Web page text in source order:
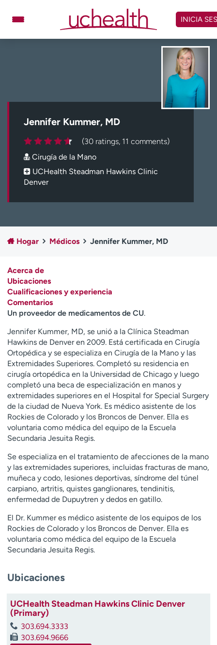
contenido
Carreras
Inicie sesión en My Health Connection
Acerca de UCHealth
Clases y eventos
Empleados
Profesionales
Contáctenos
A
y
d
a
m
e
a
e
n
c
o
n
t
r
r
INICIA
Jennifer Kummer, MD
(30 ratings, 11 comments)
Cirugía de la Mano
UCHealth Steadman Hawkins Clinic
Denver
Hogar Médicos Jennifer Kummer, MD
Acerca de
Ubicaciones
Cualificaciones y experiencia
Comentarios
Un proveedor de medicamentos de CU.
Jennifer Kummer, MD, se unió a la Clínica Steadman
Hawkins de Denver en 2009. Está certificada en Cirugía
Ortopédica y se especializa en Cirugía de la Mano y las
Extremidades Superiores. Completó su residencia en
cirugía ortopédica en la Universidad de Chicago y luego
completó una beca de especialización en manos y
extremidades superiores en el Hospital for Special Surgery
de la ciudad de Nueva York. Es médico asistente de los
Rockies de Colorado y los Broncos de Denver. Ella es
voluntaria como médica del equipo de la Escuela
Secundaria Jesuita Regis.
Se especializa en el tratamiento de afecciones de la mano
y las extremidades superiores, incluidas fracturas de mano,
muñeca y codo, lesiones deportivas, síndrome del túnel
carpiano, artritis, quistes ganglionares, tendinitis,
enfermedad de Dupuytren y dedos en gatillo.
El Dr. Kummer es médico asistente de los equipos de los
Rockies de Colorado y los Broncos de Denver. Ella es
voluntaria como médica del equipo de la Escuela
Secundaria Jesuita Regis.
Ubicaciones
UCHealth Steadman Hawkins Clinic Denver
(Primary)
303.694.3333
303.694.9666